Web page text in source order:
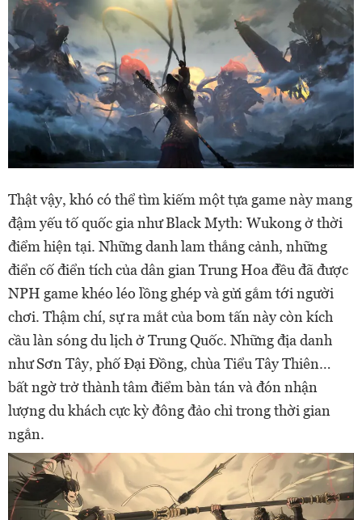
Thật vậy, khó có thể tìm kiếm một tựa game này mang
đậm yếu tố quốc gia như Black Myth: Wukong ở thời
điểm hiện tại. Những danh lam thắng cảnh, những
điển cố điển tích của dân gian Trung Hoa đều đã được
NPH game khéo léo lồng ghép và gửi gắm tới người
chơi. Thậm chí, sự ra mắt của bom tấn này còn kích
cầu làn sóng du lịch ở Trung Quốc. Những địa danh
như Sơn Tây, phố Đại Đồng, chùa Tiểu Tây Thiên…
bất ngờ trở thành tâm điểm bàn tán và đón nhận
lượng du khách cực kỳ đông đảo chỉ trong thời gian
ngắn.